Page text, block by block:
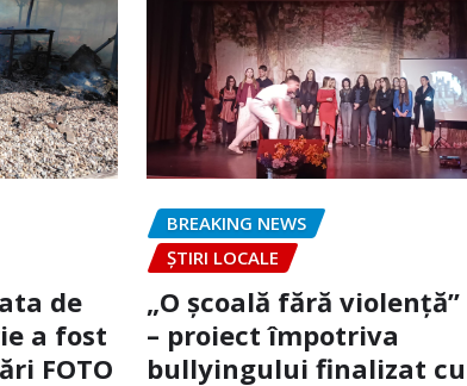
de
a fost
FOTO
BREAKING NEWS
ȘTIRI LOCALE
„O școală fără violență”
– proiect împotriva
bullyingului finalizat cu